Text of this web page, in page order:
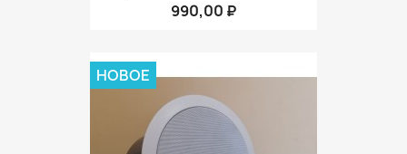
990,00 ₽
НОВОЕ